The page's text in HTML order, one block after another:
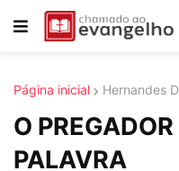
Página inicial Hernandes
O
PALAVRA